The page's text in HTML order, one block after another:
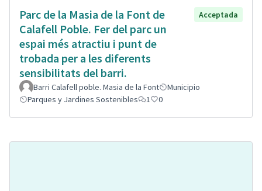
Parc de la Masia de la Font de
Calafell Poble. Fer del parc un
espai més atractiu i punt de
trobada per a les diferents
sensibilitats del barri.
Acceptada
Barri Calafell poble. Masia de la Font
Municipio
Parques y Jardines Sostenibles
1 0